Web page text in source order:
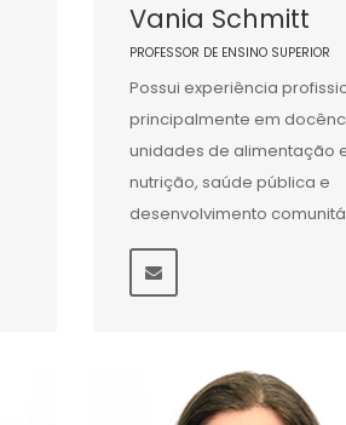
Vania Schmitt
PROFESSOR DE ENSINO SUPERIOR
Possui experiência
principalmente em
unidades de alimentação
nutrição, saúde pública e
desenvolvimento